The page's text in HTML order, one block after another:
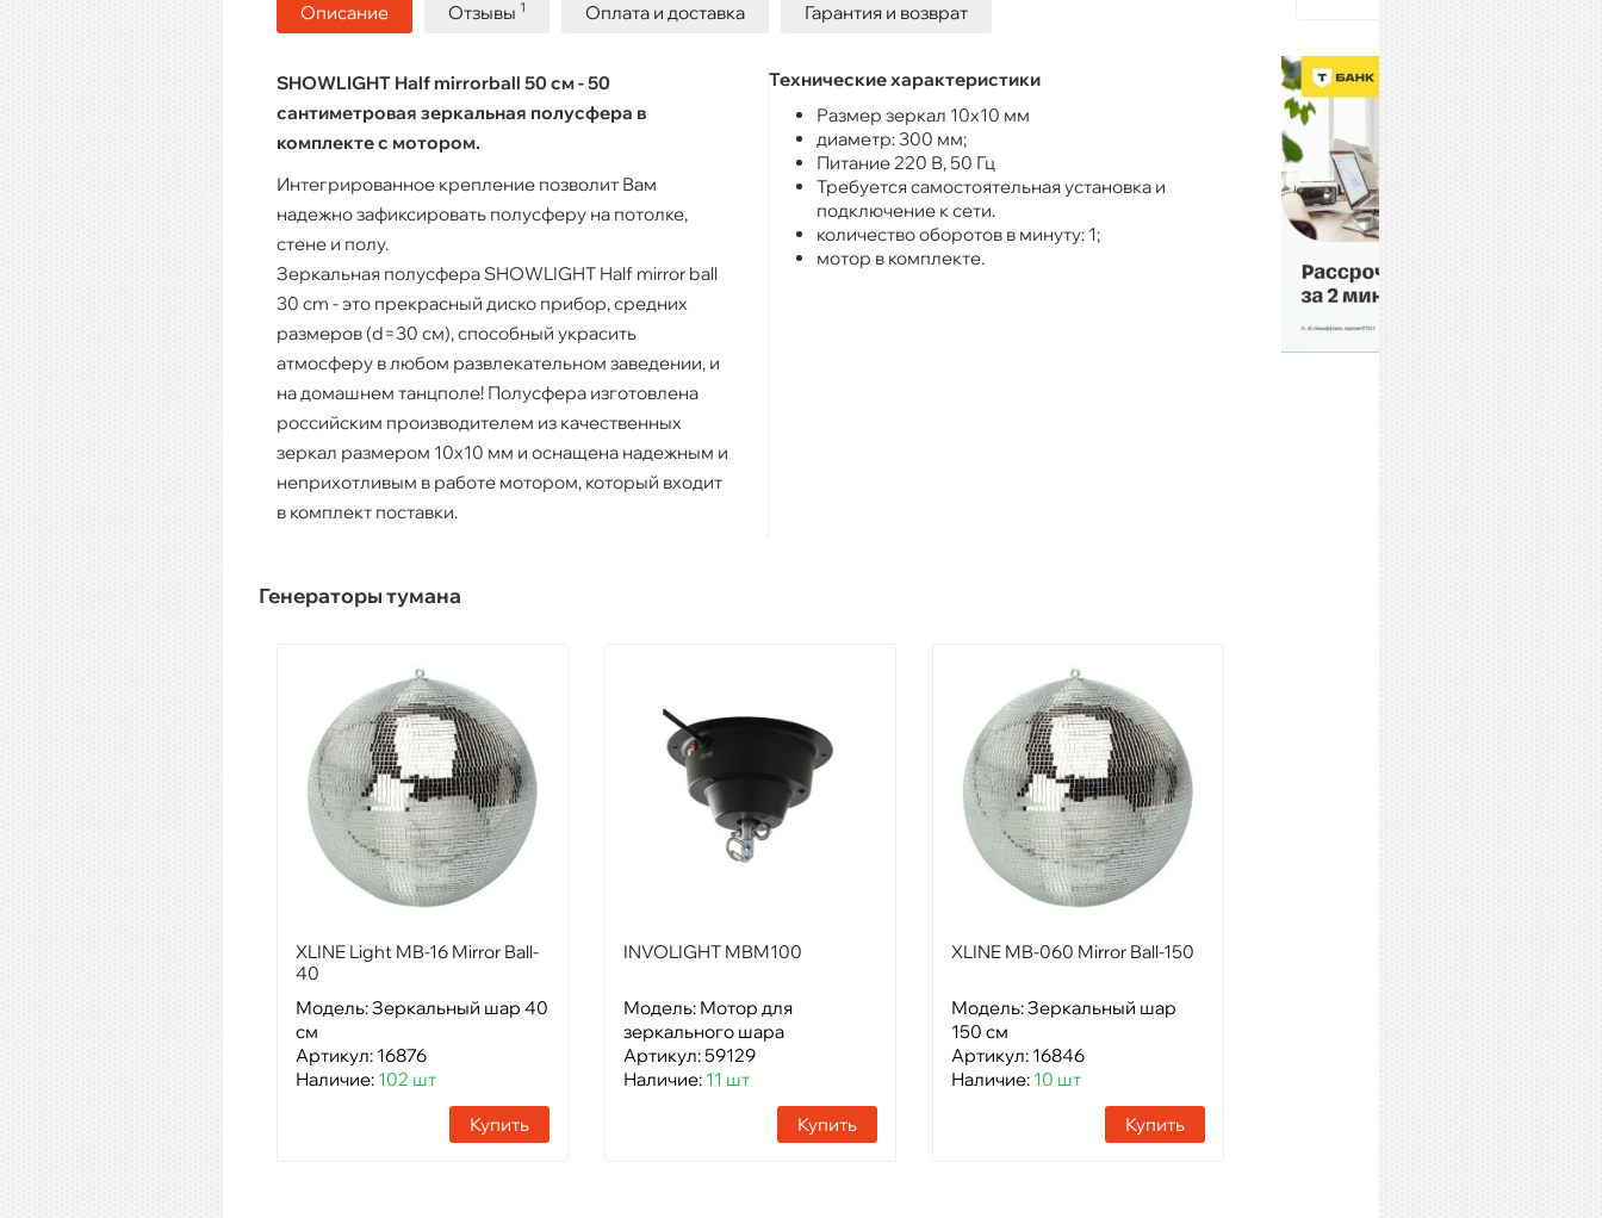
Описание Отзывы 1 Оплата и доставка Гарантия и возврат
SHOWLIGHT Half mirrorball 50 см - 50
сантиметровая зеркальная полусфера в
комплекте с мотором.
Интегрированное крепление позволит Вам
надежно зафиксировать полусферу на потолке,
стене и полу.
Зеркальная полусфера SHOWLIGHT Half mirror ball
30 cm - это прекрасный диско прибор, средних
размеров (d=30 см), способный украсить
атмосферу в любом развлекательном заведении, и
на домашнем танцполе! Полусфера изготовлена
российским производителем из качественных
зеркал размером 10х10 мм и оснащена надежным и
неприхотливым в работе мотором, который входит
в комплект поставки.
Технические характеристики
Размер зеркал 10х10 мм
диаметр: 300 мм;
Питание 220 В, 50 Гц
Требуется самостоятельная установка и
подключение к сети.
количество оборотов в минуту: 1;
мотор в комплекте.
Генераторы тумана
XLINE Light MB-16 Mirror Ball-
40
Модель: Зеркальный шар 40
см
Артикул: 16876
Наличие: 102 шт
Купить
INVOLIGHT MBM100
Модель: Мотор для
зеркального шара
Артикул: 59129
Наличие: 11 шт
Купить
XLINE MB-060 Mirror Ball-150
Модель: Зеркальный шар
150 см
Артикул: 16846
Наличие: 10 шт
Купить